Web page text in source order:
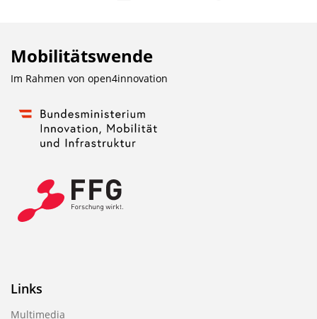
Mobilitätswende
Im Rahmen von open4innovation
Links
Multimedia